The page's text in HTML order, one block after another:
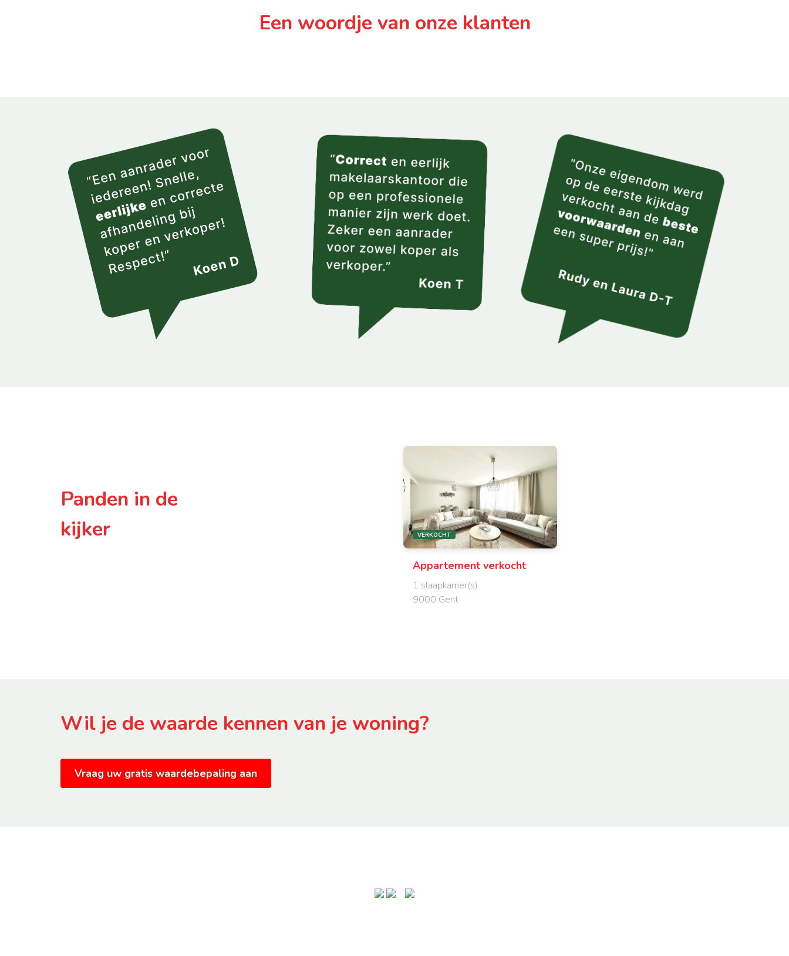
Een woordje van onze klanten
Panden in de
kijker
VERKOCHT
Appartement verkocht
1 slaapkamer(s)
9000 Gent
Wil je de waarde kennen van je woning?
Vraag uw gratis waardebepaling aan